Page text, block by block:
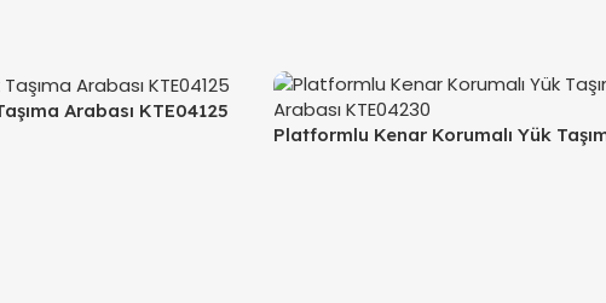
Arabası KTE04125
Platformlu Kenar Korumalı Yük